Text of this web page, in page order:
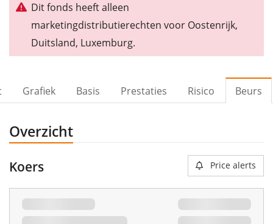
Dit fonds heeft alleen
marketingdistributierechten voor Oostenrijk,
Duitsland, Luxemburg.
Grafiek Basis Prestaties Risico Beurs
Overzicht
Koers Price alerts